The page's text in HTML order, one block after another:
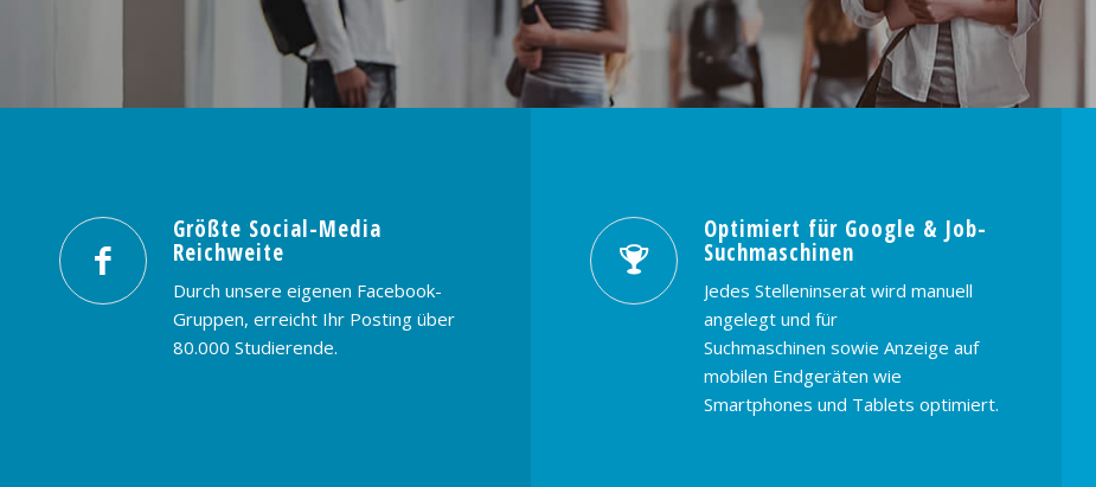
Größte Social-Media
Reichweite
Durch unsere eigenen Facebook-
Gruppen, erreicht Ihr Posting über
80.000 Studierende.
Optimiert für Google & Job-
Suchmaschinen
Jedes Stelleninserat wird manuell
angelegt und für
Suchmaschinen sowie Anzeige auf
mobilen Endgeräten wie
Smartphones und Tablets optimiert.